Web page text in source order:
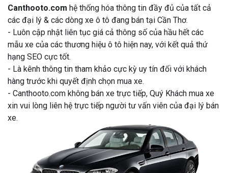
Canthooto.com hệ thống hóa thông tin đầy đủ của tất cả
các đại lý & các dòng xe ô tô đang bán tại Cần Thơ.
- Luôn cập nhật liên tục giá cả thông số của hầu hết các
mẫu xe của các thương hiệu ô tô hiện nay, với kết quả thứ
hạng SEO cực tốt.
- Là kênh thông tin tham khảo cực kỳ uy tín đối với khách
hàng trước khi quyết định chọn mua xe.
- Canthooto.com không bán xe trực tiếp, Quý Khách mua xe
xin vui lòng liên hệ trực tiếp người tư vấn viên của đại lý bán
xe.